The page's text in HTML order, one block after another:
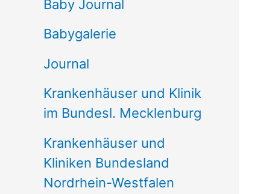
n
n
c
h
:
Baby Journal
Babygalerie
Journal
Krankenhäuser und Klinik
im Bundesl. Mecklenburg
Krankenhäuser und
Kliniken Bundesland
Nordrhein-Westfalen